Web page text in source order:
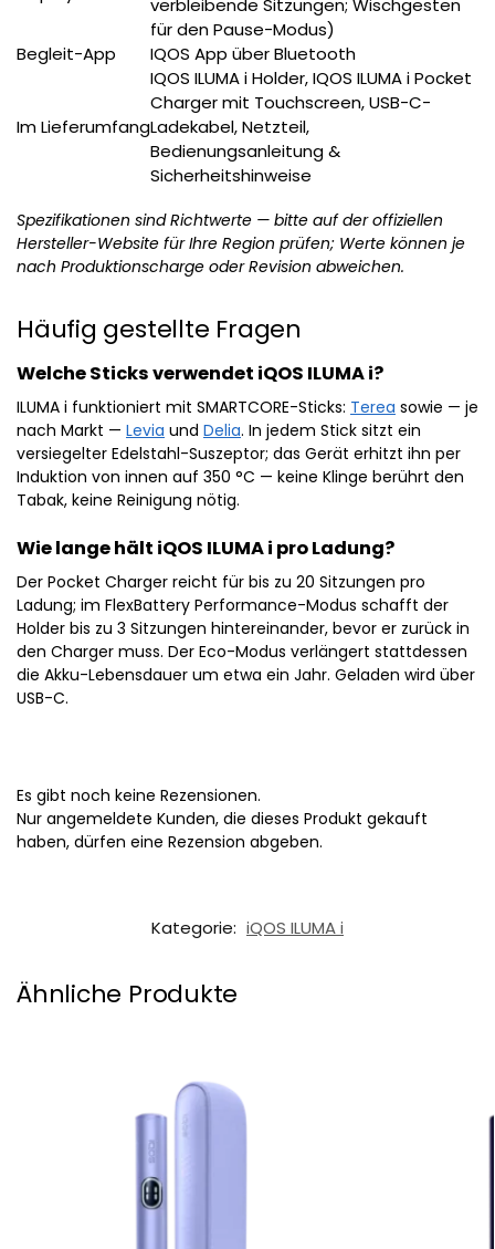
verbleibende Sitzungen; Wischgesten
für den Pause-Modus)
Begleit-App
IQOS App über Bluetooth
Im Lieferumfang
IQOS ILUMA i Holder, IQOS ILUMA i Pocket
Charger mit Touchscreen, USB-C-
Ladekabel, Netzteil,
Bedienungsanleitung &
Sicherheitshinweise
Spezifikationen sind Richtwerte — bitte auf der offiziellen
Hersteller-Website für Ihre Region prüfen; Werte können je
nach Produktionscharge oder Revision abweichen.
Häufig gestellte Fragen
Welche Sticks verwendet iQOS ILUMA i?
ILUMA i funktioniert mit SMARTCORE-Sticks: Terea sowie — je
nach Markt — Levia und Delia. In jedem Stick sitzt ein
versiegelter Edelstahl-Suszeptor; das Gerät erhitzt ihn per
Induktion von innen auf 350 °C — keine Klinge berührt den
Tabak, keine Reinigung nötig.
Wie lange hält iQOS ILUMA i pro Ladung?
Der Pocket Charger reicht für bis zu 20 Sitzungen pro
Ladung; im FlexBattery Performance-Modus schafft der
Holder bis zu 3 Sitzungen hintereinander, bevor er zurück in
den Charger muss. Der Eco-Modus verlängert stattdessen
die Akku-Lebensdauer um etwa ein Jahr. Geladen wird über
USB-C.
Es gibt noch keine Rezensionen.
Nur angemeldete Kunden, die dieses Produkt gekauft
haben, dürfen eine Rezension abgeben.
Kategorie: iQOS ILUMA i
Ähnliche Produkte